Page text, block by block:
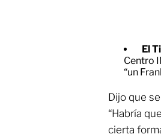
El
Centro
“un
Dijo que
“Habría
cierta